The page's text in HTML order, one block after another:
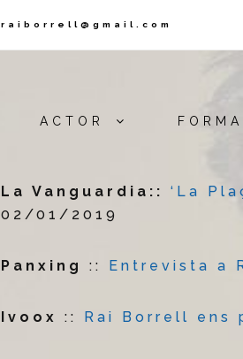
raiborrell@gmail.com
ACTOR
La Vanguardia::
‘La
02/01/2019
Panxing :: Entrevista a
Ivoox :: Rai Borrell ens